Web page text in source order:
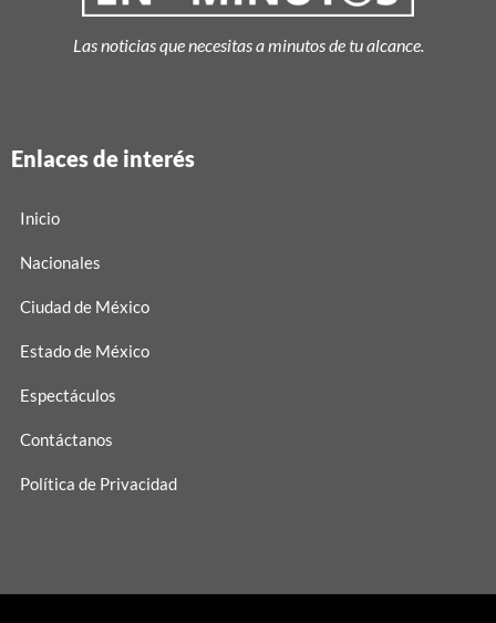
Las noticias que necesitas a minutos de tu alcance.
Enlaces de interés
Inicio
Nacionales
Ciudad de México
Estado de México
Espectáculos
Contáctanos
Política de Privacidad